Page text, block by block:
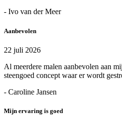
- Ivo van der Meer
Aanbevolen
22 juli 2026
Al meerdere malen aanbevolen aan
steengoed concept waar er wordt
- Caroline Jansen
Mijn ervaring is goed